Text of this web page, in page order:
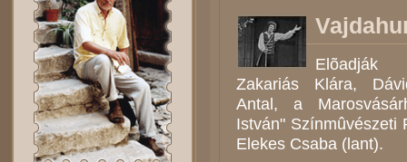
Elõadják
Zakariás Klára,
Antal, a
István" Színmûvészeti
Elekes Csaba (lant).